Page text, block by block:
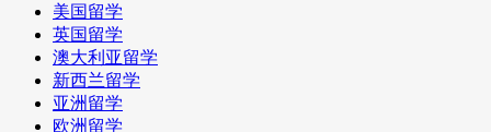
美国留学
英国留学
澳大利亚留学
新西兰留学
亚洲留学
欧洲留学